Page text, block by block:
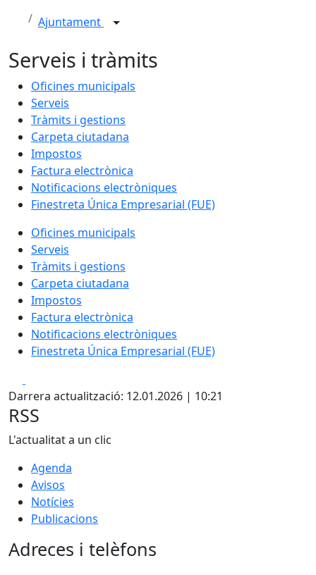
Ajuntament
Serveis i tràmits
Oficines municipals
Serveis
Tràmits i gestions
Carpeta ciutadana
Impostos
Factura electrònica
Notificacions electròniques
Finestreta Única Empresarial (FUE)
Oficines municipals
Serveis
Tràmits i gestions
Carpeta ciutadana
Impostos
Factura electrònica
Notificacions electròniques
Finestreta Única Empresarial (FUE)
Darrera actualització: 12.01.2026 | 10:21
RSS
L'actualitat a un clic
Agenda
Avisos
Notícies
Publicacions
Adreces i telèfons